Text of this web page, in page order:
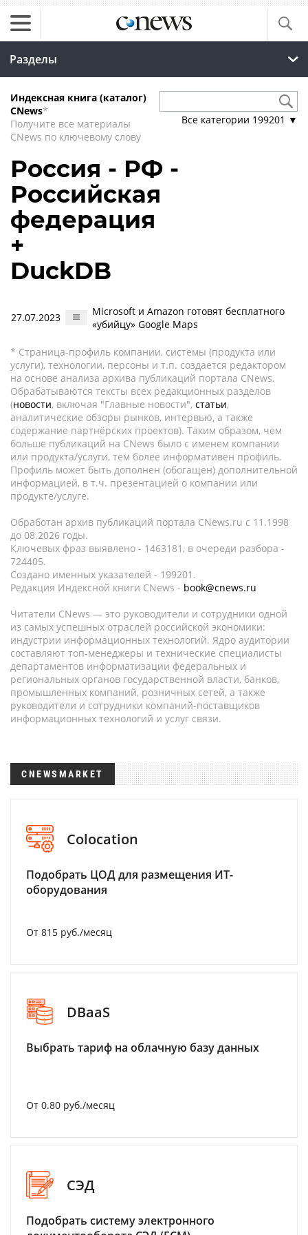
Разделы
Индексная книга (каталог)
CNews*
Получите все материалы
CNews по ключевому слову
Все категории 199201 ▼
Россия - РФ -
Российская
федерация
+
DuckDB
27.07.2023
Microsoft и Amazon готовят бесплатного
«убийцу» Google Maps
* Страница-профиль компании, системы (продукта или
услуги), технологии, персоны и т.п. создается редактором
на основе анализа архива публикаций портала CNews.
Обрабатываются тексты всех редакционных разделов
(новости, включая "Главные новости", статьи,
аналитические обзоры рынков, интервью, а также
содержание партнёрских проектов). Таким образом, чем
больше публикаций на CNews было с именем компании
или продукта/услуги, тем более информативен профиль.
Профиль может быть дополнен (обогащен) дополнительной
информацией, в т.ч. презентацией о компании или
продукте/услуге.
Обработан архив публикаций портала CNews.ru c 11.1998
до 08.2026 годы.
Ключевых фраз выявлено - 1463181, в очереди разбора -
724405.
Создано именных указателей - 199201.
Редакция Индексной книги CNews - book@cnews.ru
Читатели CNews — это руководители и сотрудники одной
из самых успешных отраслей российской экономики:
индустрии информационных технологий. Ядро аудитории
составляют топ-менеджеры и технические специалисты
департаментов информатизации федеральных и
региональных органов государственной власти, банков,
промышленных компаний, розничных сетей, а также
руководители и сотрудники компаний-поставщиков
информационных технологий и услуг связи.
CNEWSMARKET
Colocation
Подобрать ЦОД для размещения ИТ-
оборудования
От 815 руб./месяц
DBaaS
Выбрать тариф на облачную базу данных
От 0.80 руб./месяц
СЭД
Подобрать систему электронного